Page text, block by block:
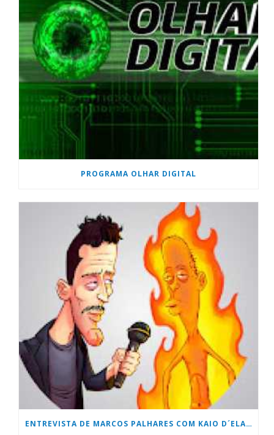
PROGRAMA OLHAR DIGITAL
ENTREVISTA DE MARCOS PALHARES COM KAIO D´ELAQUA